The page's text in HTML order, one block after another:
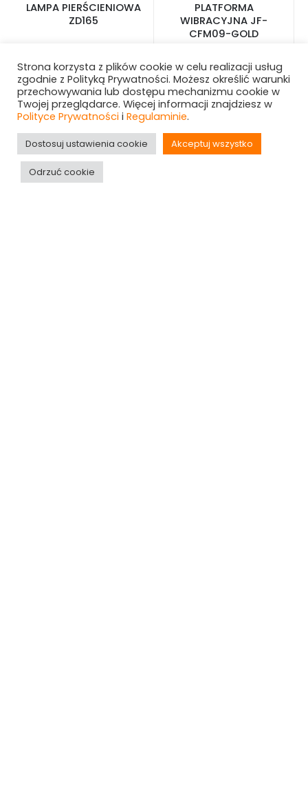
LAMPA PIERŚCIENIOWA
ZD165
PLATFORMA
WIBRACYJNA JF-
CFM09-GOLD
Strona korzysta z plików cookie w celu realizacji usług
zgodnie z Polityką Prywatności. Możesz określić warunki
przechowywania lub dostępu mechanizmu cookie w
Twojej przeglądarce. Więcej informacji znajdziesz w
Polityce Prywatności i Regulaminie.
Dostosuj ustawienia cookie Akceptuj wszystko
Odrzuć cookie